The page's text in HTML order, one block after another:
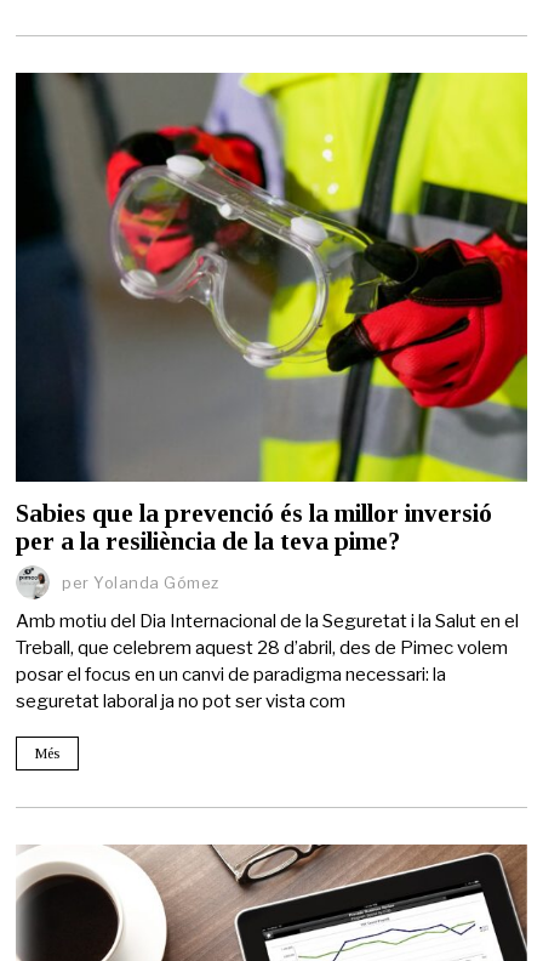
Sabies que la prevenció és la millor inversió
per a la resiliència de la teva pime?
per Yolanda Gómez
Amb motiu del Dia Internacional de la Seguretat i la Salut en el
Treball, que celebrem aquest 28 d’abril, des de Pimec volem
posar el focus en un canvi de paradigma necessari: la
seguretat laboral ja no pot ser vista com
Més